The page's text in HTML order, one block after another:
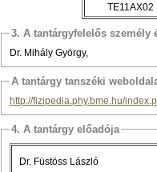
TE11AX02
3. A tantárgyfelelős személy
Dr. Mihály György,
A tantárgy tanszéki
http://fizipedia.phy.bme.hu/
4. A tantárgy előadója
Dr. Füstöss László